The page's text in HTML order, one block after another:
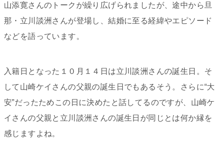
山添寛さんのトークが繰り広げられましたが、途中から旦
那・立川談洲さんが登場し、結婚に至る経緯やエピソード
などを語っています。
入籍日となった１０月１４日は立川談洲さんの誕生日。そ
して山崎ケイさんの父親の誕生日でもあるそう。さらに“大
安”だったためこの日に決めたと話してるのですが、山崎ケ
イさんの父親と立川談洲さんの誕生日が同じとは何か縁を
感じますよね。